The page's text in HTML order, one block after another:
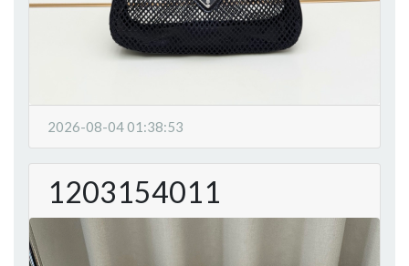
2026-08-04 01:38:53
1203154011